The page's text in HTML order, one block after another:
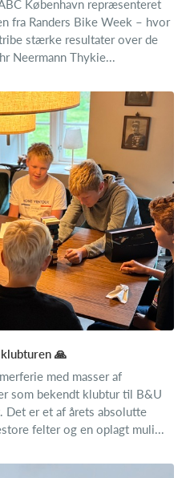
København repræsenteret
fra Randers Bike Week – hvor
stærke resultater over de
Neermann Thykie...
🙏
med masser af
som bekendt klubtur til B&U
Det er et af årets absolutte
felter og en oplagt muli...